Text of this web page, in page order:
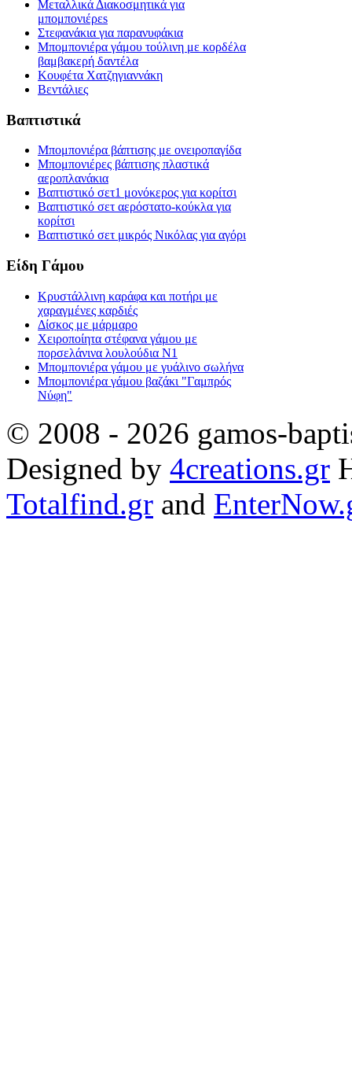
Μεταλλικά Διακοσμητικά για
μπομπονιέρεs
Στεφανάκια για παρανυφάκια
Μπομπονιέρα γάμου τούλινη με κορδέλα
βαμβακερή δαντέλα
Κουφέτα Χατζηγιαννάκη
Βεντάλιες
Βαπτιστικά
Μπομπονιέρα βάπτισης με ονειροπαγίδα
Μπομπονιέρες βάπτισης πλαστικά
αεροπλανάκια
Βαπτιστικό σετ1 μονόκερος για κορίτσι
Βαπτιστικό σετ αερόστατο-κούκλα για
κορίτσι
Βαπτιστικό σετ μικρός Νικόλας για αγόρι
Είδη Γάμου
Κρυστάλλινη καράφα και ποτήρι με
χαραγμένες καρδιές
Δίσκος με μάρμαρο
Χειροποίητα στέφανα γάμου με
πορσελάνινα λουλούδια Ν1
Μπομπονιέρα γάμου με γυάλινο σωλήνα
Μπομπονιέρα γάμου βαζάκι "Γαμπρός
Νύφη"
© 2008 - 2026 gamos-
Designed by 4creations.gr
Totalfind.gr and